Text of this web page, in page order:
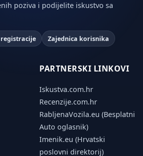
poziva i podijelite iskustvo sa
registracije Zajednica korisnika
PARTNERSKI LINKOVI
Iskustva.com.hr
Recenzije.com.hr
RabljenaVozila.eu (Besplatni
Auto oglasnik)
Imenik.eu (Hrvatski
poslovni direktorij)